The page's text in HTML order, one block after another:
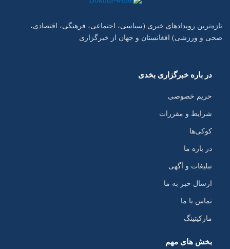
تازه‌ترین رویدادهای خبری (سیاسی، اجتماعی، فرهنگی، اقتصادی،
صحی و ورزشی) افغانستان و جهان از خبرگزاری
در باره خبرگزاری بخدی
حریم خصوصی
شرایط و مقررات
کوکی‌ها
در باره ما
تبلیغات و آگهی
ارسال خبر به ما
تماس با ما
مارکیتینگ
بخش های مهم